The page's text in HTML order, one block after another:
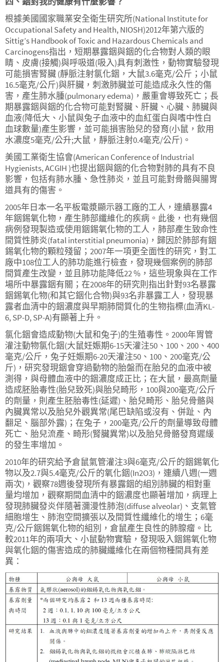
根據美國國家職業安全衛生研究所(National Institute for
Occupational Safety and Health, NIOSH)2012年第六版的
Sittig’s Handbook of Toxic and Hazardous Chemicals and
Carcinogens指出，短期暴露銦與銦的化合物對人類的眼
睛、皮膚(接觸)與呼吸道(吸入)具有刺激性，動物實驗發現
可能損害腎臟 (靜脈注射氯化銦，大鼠3.6毫克/公斤；小鼠
16.5毫克/公斤)與肝臟，刺激肺臟並可能造成永久性的傷
害，產生肺水腫(pulmonary edema)，嚴重會導致死亡；長
期暴露銦與銦的化合物可能對腎臟、肝臟、心臟、肺臟與
血液(降低大、小鼠與兔子血液中的血紅蛋白與嗜中性白
血球數量)產生影響，並可能損害胎兒的發育(小鼠，飲用
水濃度5毫克/公升;大鼠，靜脈注射0.4毫克/公斤)。
美國工業衛生協會(American Conference of Industrial
Hygienists, ACGIH )也提出銦與銦的化合物對肺的具有不良
影響，包括有肺水腫、急性肺炎，並且可能對骨骼與腸胃
道具有的傷害。
2005年日本一名平板電漿顯示器工廠的工人，連續暴露4
年銦錫氧化物，產生肺部纖維化的疾病。此後，也有幾個
病例發現製造或使用銦錫氧化物的工人，肺部產生致命性
間質性肺炎(fatal interstitial pneumonia)，歸因於肺部有銦
錫氧化物的顆粒殘留；2007年一項更全面性的研究，對工
廠中108位工人的肺功能進行檢查，發現幾個案例的肺部
間質產生改變，並且肺功能降低22 %，這些現象與在工作
場所中暴露銦有關；在2008年的研究則指出針對93名暴露
銦錫氧化物(和其它銦化合物)與93名非暴露工人，發現暴
露者血清中的銦濃度與早期肺間質化的生物指標(血清KL-
6, SP-D, SP-A)有顯著上升。
氯化銦會造成動物(大鼠和兔子)的生殖毒性。2000年胃管
灌注動物氯化銦(大鼠妊娠期6-15天灌注50、100、200、400
毫克/公斤，兔子妊娠期6-20天灌注50、100、200毫克/公
斤)，研究發現銦會穿過動物的胎盤而在胎兒的血液中被
測得，與母體血液中的銦濃度成正比；在大鼠，最高劑量
造成胚胎毒性(胎兒致死)與胎兒畸形，100與200毫克/公斤
的劑量，則產生胚胎毒性(延遲)、胎兒畸形、胎兒骨骼與
內臟異常以及胎兒外觀異常(尾巴缺陷或沒有、併趾、內
翻足、腦部外露)；在兔子，200毫克/公斤的劑量導致母體
死亡、胎兒流產、畸形(腎臟異常)以及胎兒骨骼發育遲緩
的發生率增加。
2010年的研究給予倉鼠氣管灌注3與6毫克/公斤的銦錫氧化
物以及2.7與5.4毫克/公斤的氧化銦(In2O3)，連續八週(一週
兩次)，觀察78週後發現所有暴露銦的組別肺臟的相對重
量均增加，觀察期間血清中的銦濃度也顯著增加，病理上
發現肺臟發炎伴隨著瀰漫性肺泡(diffuse alveolar)、支氣管
細胞增生、肺泡空間擴張以及間質性纖維化的增生；6毫
克/公斤銦錫氧化物的組別，倉鼠產生良性的肺腺瘤。比
較2011年的兩項大、小鼠動物實驗，發現吸入銦錫氧化物
與氧化銦的傷害造成的肺臟纖維化在兩個物種間具有差
異：